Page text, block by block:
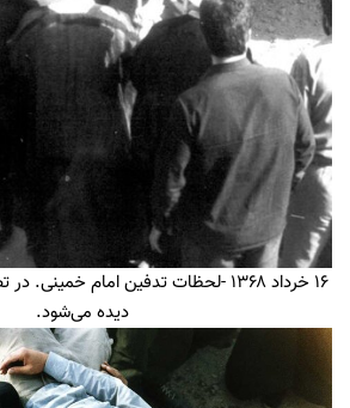
۱۶ خرداد ۱۳۶۸ -لحظات تدفین امام
دیده می‌شود.